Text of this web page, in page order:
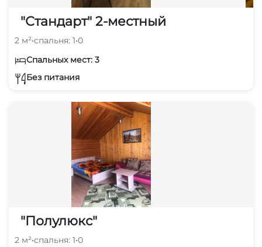
"Стандарт" 2-местный
2 м²•спальня: 1•0
Спальных мест: 3
Без питания
"Полулюкс"
2 м²•спальня: 1•0